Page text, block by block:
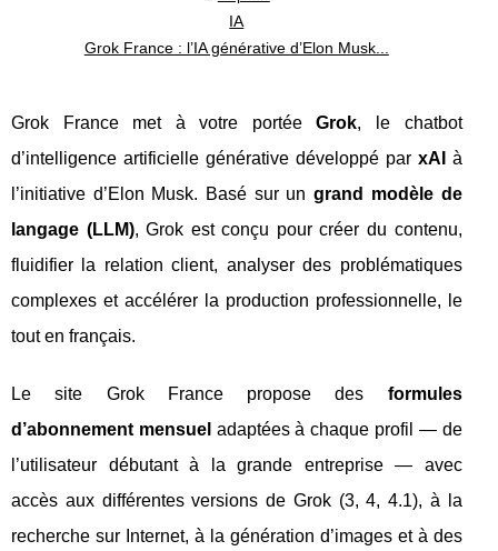
IA
Grok France : l’IA générative d’Elon Musk...
Grok France met à votre portéeGrok, le chatbot
d’intelligence artificielle générative développé par xAI
à
l’initiative d’Elon Musk. Basé sur ungrand modèle de
langage (LLM), Grok est conçu pour créer du contenu,
fluidifier la relation client, analyser des problématiques
complexes et accélérer la production professionnelle, le
tout en français.
Le site Grok France propose des formules
d’abonnement mensuel adaptées à chaque profil — de
l’utilisateur débutant à la grande entreprise — avec
accès aux différentes versions de Grok (3, 4, 4.1), à la
recherche sur Internet, à la génération d’images et à des